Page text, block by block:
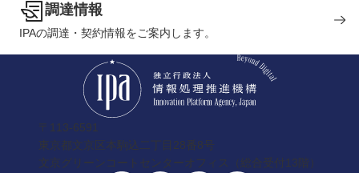
調達情報
IPAの調達・契約情報をご案内します。
〒113-6591
東京都文京区本駒込二丁目28番8号
文京グリーンコートセンターオフィス（総合受付13階）